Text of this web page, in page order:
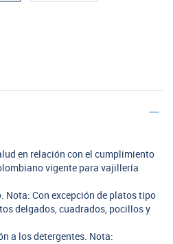
en relación con el cumplimiento
vigente para vajillería
Nota: Con excepción de platos tipo
delgados, cuadrados, pocillos y
a los detergentes. Nota: